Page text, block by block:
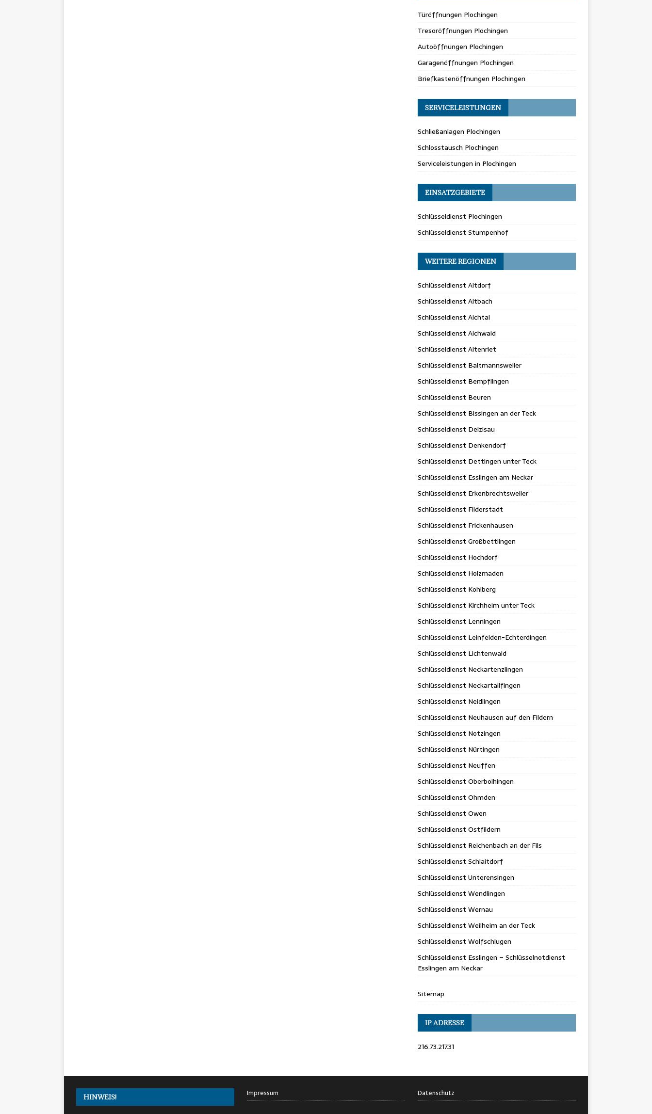
Türöffnungen Plochingen
Tresoröffnungen Plochingen
Autoöffnungen Plochingen
Garagenöffnungen Plochingen
Briefkastenöffnungen Plochingen
SERVICELEISTUNGEN
Schließanlagen Plochingen
Schlosstausch Plochingen
Serviceleistungen in Plochingen
EINSATZGEBIETE
Schlüsseldienst Plochingen
Schlüsseldienst Stumpenhof
WEITERE REGIONEN
Schlüsseldienst Altdorf
Schlüsseldienst Altbach
Schlüsseldienst Aichtal
Schlüsseldienst Aichwald
Schlüsseldienst Altenriet
Schlüsseldienst Baltmannsweiler
Schlüsseldienst Bempflingen
Schlüsseldienst Beuren
Schlüsseldienst Bissingen an der Teck
Schlüsseldienst Deizisau
Schlüsseldienst Denkendorf
Schlüsseldienst Dettingen unter Teck
Schlüsseldienst Esslingen am Neckar
Schlüsseldienst Erkenbrechtsweiler
Schlüsseldienst Filderstadt
Schlüsseldienst Frickenhausen
Schlüsseldienst Großbettlingen
Schlüsseldienst Hochdorf
Schlüsseldienst Holzmaden
Schlüsseldienst Kohlberg
Schlüsseldienst Kirchheim unter Teck
Schlüsseldienst Lenningen
Schlüsseldienst Leinfelden-Echterdingen
Schlüsseldienst Lichtenwald
Schlüsseldienst Neckartenzlingen
Schlüsseldienst Neckartailfingen
Schlüsseldienst Neidlingen
Schlüsseldienst Neuhausen auf den Fildern
Schlüsseldienst Notzingen
Schlüsseldienst Nürtingen
Schlüsseldienst Neuffen
Schlüsseldienst Oberboihingen
Schlüsseldienst Ohmden
Schlüsseldienst Owen
Schlüsseldienst Ostfildern
Schlüsseldienst Reichenbach an der Fils
Schlüsseldienst Schlaitdorf
Schlüsseldienst Unterensingen
Schlüsseldienst Wendlingen
Schlüsseldienst Wernau
Schlüsseldienst Weilheim an der Teck
Schlüsseldienst Wolfschlugen
Schlüsseldienst Esslingen – Schlüsselnotdienst
Esslingen am Neckar
Sitemap
IP ADRESSE
216.73.217.31
HINWEIS! Impressum Datenschutz